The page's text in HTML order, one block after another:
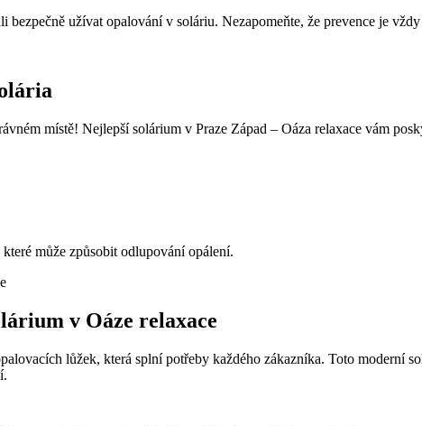
užívat opalování v soláriu. ‌Nezapomeňte, ‍že prevence je
místě! Nejlepší solárium v Praze⁣ Západ – Oáza​ relaxace vám
může způsobit odlupování opálení.
v Oáze⁣ relaxace
lůžek, která​ splní potřeby každého zákazníka. Toto moderní